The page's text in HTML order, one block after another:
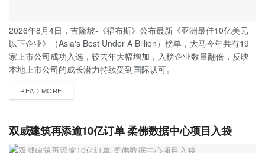
2026年8月4日，吉隆坡-《福布斯》公布最新《亚洲最佳10亿美元
以下企业》（Asia's Best Under A Billion）榜单，大马今年共有19
家上市公司成功入选，较去年大幅增加，入榜企业数量翻倍，反映
本地上市公司的成长潜力持续受到国际认可。
READ MORE
双威建筑再添逾10亿订单 柔佛数据中心项目入袋